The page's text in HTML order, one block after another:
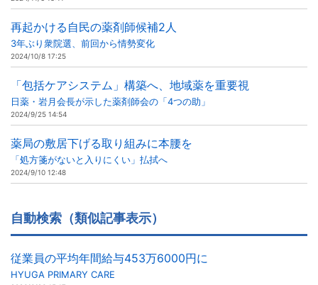
再起かける自民の薬剤師候補2人
3年ぶり衆院選、前回から情勢変化
2024/10/8 17:25
「包括ケアシステム」構築へ、地域薬を重要視
日薬・岩月会長が示した薬剤師会の「4つの助」
2024/9/25 14:54
薬局の敷居下げる取り組みに本腰を
「処方箋がないと入りにくい」払拭へ
2024/9/10 12:48
自動検索（類似記事表示）
従業員の平均年間給与453万6000円に
HYUGA PRIMARY CARE